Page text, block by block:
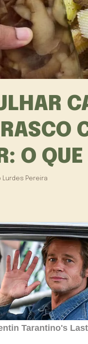
O
Lurdes Pereira